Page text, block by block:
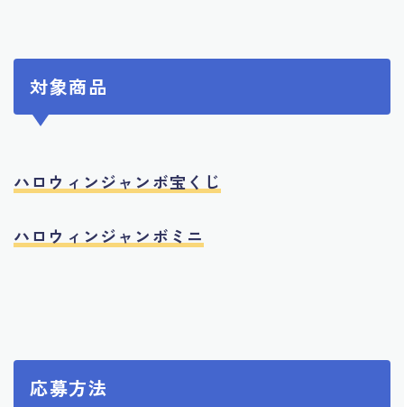
対象商品
ハロウィンジャンボ宝くじ
ハロウィンジャンボミニ
応募方法